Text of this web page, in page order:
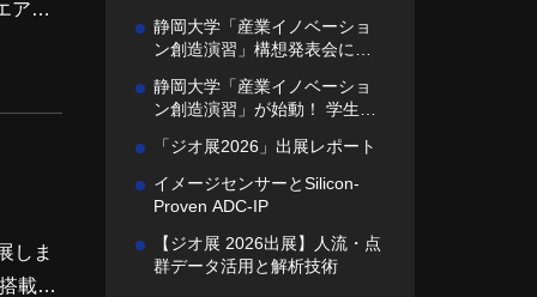
しま
載し
静岡大学「産業イノベーショ
ン創造演習」構想発表会に参
静岡大学「産業イノベーショ
ン創造演習」が始動！ 学生へ
「ジオ展2026」出展レポート
イメージセンサーとSilicon-
Proven ADC-IP
【ジオ展 2026出展】人流・点
群データ活用と解析技術